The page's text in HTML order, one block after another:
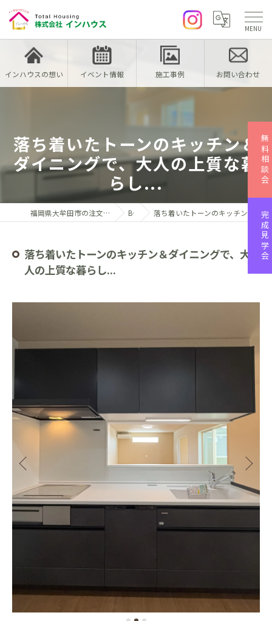
インハウスの想い イベント情報 施工事例 お問い合わせ
落ち着いたトーンのキッチン＆
ダイニングで、大人の上質な暮
らし...
福岡県大牟田市の注文住宅なら株式会社インハウス Blog 落ち着いたトーンのキッチン＆ダイニングで、大人の上質な暮らし...
落ち着いたトーンのキッチン＆ダイニングで、大
人の上質な暮らし...
無料相談会
完成見学会